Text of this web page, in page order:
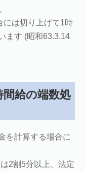
には切り上げて1時
ます (昭和63.3.14
給の端数処
を計算する場合に
2割5分以上、法定